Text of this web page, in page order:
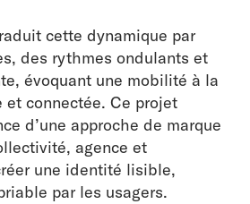
cette dynamique par
des rythmes ondulants et
évoquant une mobilité à la
connectée. Ce projet
d’une approche de marque
agence et
une identité lisible,
par les usagers.